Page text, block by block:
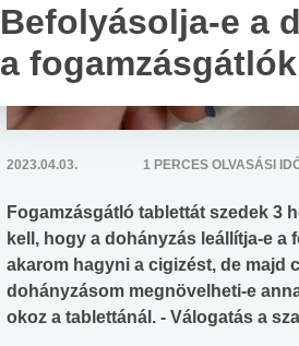
Befolyásolja-e a
a
2023.04.03. 1 PERCES OLVASÁSI
Fogamzásgátló tablettát szedek 3
kell, hogy a dohányzás leállítja-e
akarom hagyni a cigizést, de majd
dohányzásom megnövelheti-e
okoz a tablettánál. - Válogatás a